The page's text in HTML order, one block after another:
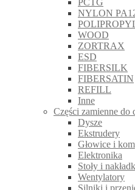
PCTG
NYLON
WOOD
ZORTRAX
ESD
FIBERSILK
FIBERSATIN
REFILL
Inne
Części zamienne do
Dysze
Ekstrudery
Głowice i
Elektronika
Stoły i
Wentylatory
Silniki i